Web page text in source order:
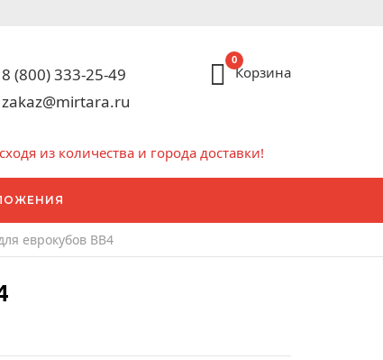
8 (800) 333-25-49
zakaz@mirtara.ru
0
Корзина
из количества и города доставки!
еврокубов BB4